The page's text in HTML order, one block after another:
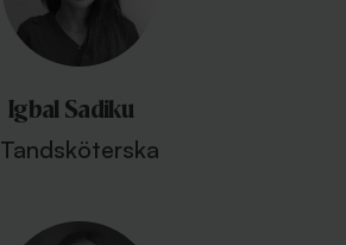
Igbal Sadiku
Tandsköterska